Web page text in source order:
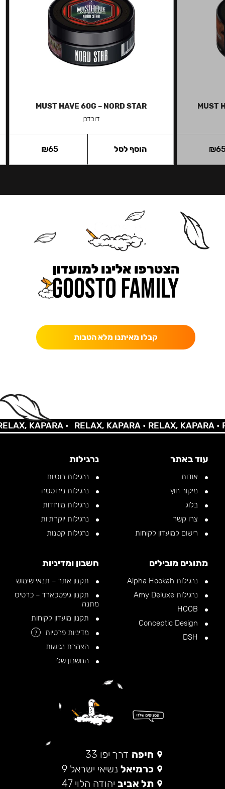
MUST
₪
MUST HAVE 60G – NORD STAR
דובדבן
₪65 הוסף לסל
הצטרפו אלינו למועדון
קבלו מאיתנו מלא הטבות
KAPARA • RELAX, KAPARA •RELAX, KAPARA •
עוד באתר
אודות
מיקור חוץ
בלוג
צרו קשר
רישום למועדון לקוחות
נרגילות
נרגילות רוסיות
נרגילות נירוסטה
נרגילות מיוחדות
נרגילות יוקרתיות
נרגילות קטנות
מתוגים מובילים
נרגילות Alpha Hookah
נרגילות Amy Deluxe
חשבון ומדיניות
תקנון אתר – תנאי שימוש
תקנון גיפטכארד – כרטיס
מתנה
תקנון מועדון לקוחות
מדיניות פרטיות
?
הצהרת נגישות
החשבון שלי
חיפה דרך יפו 33
כרמיאל נשיאי ישראל 9
תל אביב יהודה הלוי 47